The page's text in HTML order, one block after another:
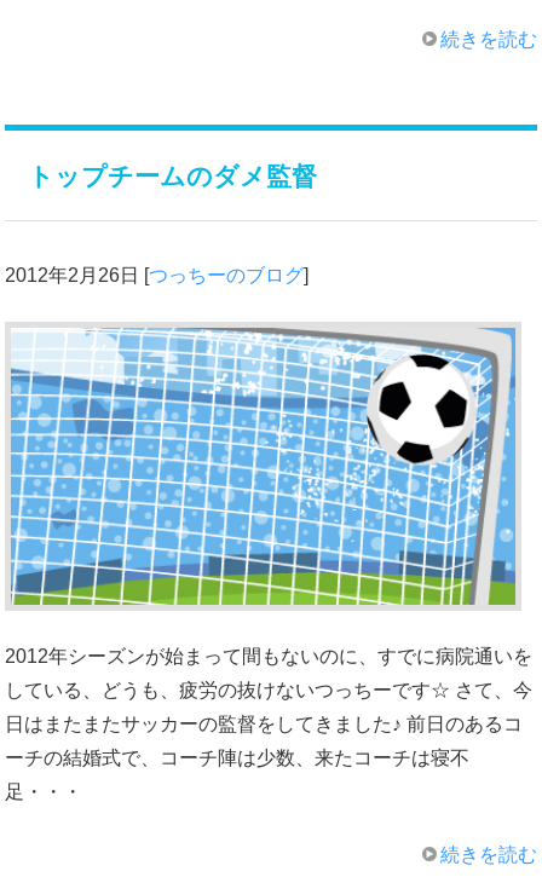
続きを読む
トップチームのダメ監督
2012年2月26日 [つっちーのブログ]
2012年シーズンが始まって間もないのに、すでに病院通いを
している、どうも、疲労の抜けないつっちーです☆ さて、今
日はまたまたサッカーの監督をしてきました♪ 前日のあるコ
ーチの結婚式で、コーチ陣は少数、来たコーチは寝不
足・・・
続きを読む